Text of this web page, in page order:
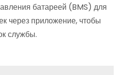
батареей (BMS) для
через приложение, чтобы
службы.